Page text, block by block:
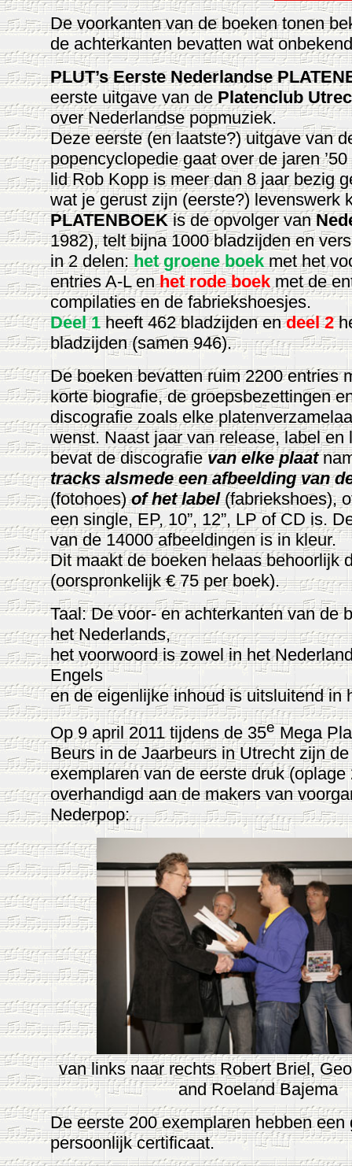
De voorkanten van de boeken tonen
de achterkanten bevatten wat
PLUT’s Eerste Nederlandse
eerste uitgave van de Platenclub
over Nederlandse popmuziek.
Deze eerste (en laatste?) uitgave van
popencyclopedie gaat over de jaren ’50
lid Rob Kopp is meer dan 8 jaar bezig
wat je gerust zijn (eerste?) levenswerk
PLATENBOEKis de opvolger van
1982), telt bijna 1000 bladzijden en
in 2 delen:het groene boekmet het
entries A-L enhet rode boekmet de
compilaties en de fabriekshoesjes.
Deel 1heeft 462 bladzijden endeel 2
bladzijden (samen 946).
De boeken bevatten ruim 2200 entries
korte biografie, de groepsbezettingen
discografie zoals elke
wenst. Naast jaar van release, label en
bevat de discografievan elke plaat
tracks alsmede een afbeelding van
(fotohoes)of het label(fabriekshoes),
een single, EP, 10”, 12”, LP of CD is.
van de 14000 afbeeldingen is in kleur.
Dit maakt de boeken helaas behoorlijk
(oorspronkelijk € 75 per boek).
Taal: De voor- en achterkanten van de
het Nederlands,
het voorwoord is zowel in het
Engels
en de eigenlijke inhoud is uitsluitend in
Op 9 april 2011 tijdens de 35e Mega
Beurs in de Jaarbeurs in Utrecht zijn
exemplaren van de eerste druk (oplage
overhandigd aan de makers van
Nederpop:
vanlinks naar rechts Robert Briel,
and Roeland Bajema
De eerste 200 exemplaren hebben een
persoonlijk certificaat.